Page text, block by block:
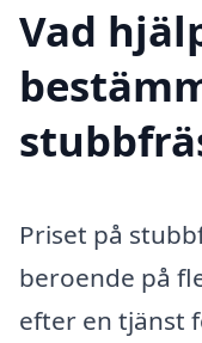
Vad
Priset på
beroende på
efter en tjänst